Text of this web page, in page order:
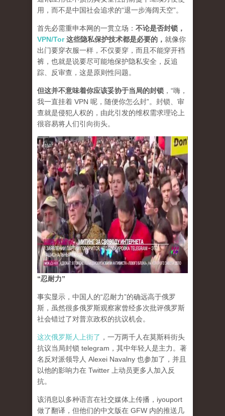
用，而不是中国社会追求的“退一步海阔天空”。
首先必需重申本网的一贯立场： 不论是否封锁，
VPN/Tor这些隐私保护技术都是必要的， 就像你
出门要穿衣服一样，不仅要穿，而且不能穿开裆
裤，也就是说要尽可能地保护隐私安全，反追
踪、反审查，这是原则性问题。
但这并不意味着你应该妥协于当局的封锁 ，“嗨，
我一直挂着 VPN 呢，随便你怎么封”。封锁、审
查就是侵犯人权的，由此引发的维权需求理论上
很容易将人们引向街头。
“忍耐力”
事实显示，中国人的“忍耐力”的确远高于俄罗
斯，虽然很多俄罗斯观察家曾经多次批评俄罗斯
社会错过了对普京政权的抗议机会。
这次俄罗斯人上街了 ，一万两千人在莫斯科街头
抗议当局封锁 telegram，其中年轻人是主力。著
名反对派领导人 Alexei Navalny 也参加了，并且
以他的影响力在 Twitter 上动员更多人加入反
抗。
该消息以多种语言在社交媒体上传播，iyouport
做了翻译，但他们的中文版在 GFW 内的推送几